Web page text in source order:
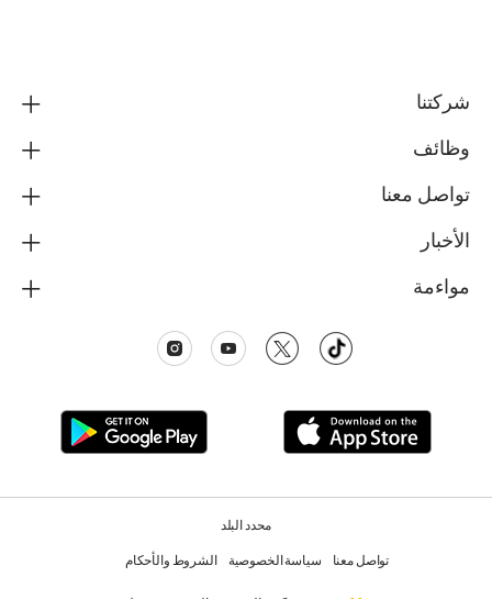
شركتنا
وظائف
تواصل معنا
الأخبار
مواءمة
محدد البلد
تواصل معنا سياسة الخصوصية الشروط والأحكام